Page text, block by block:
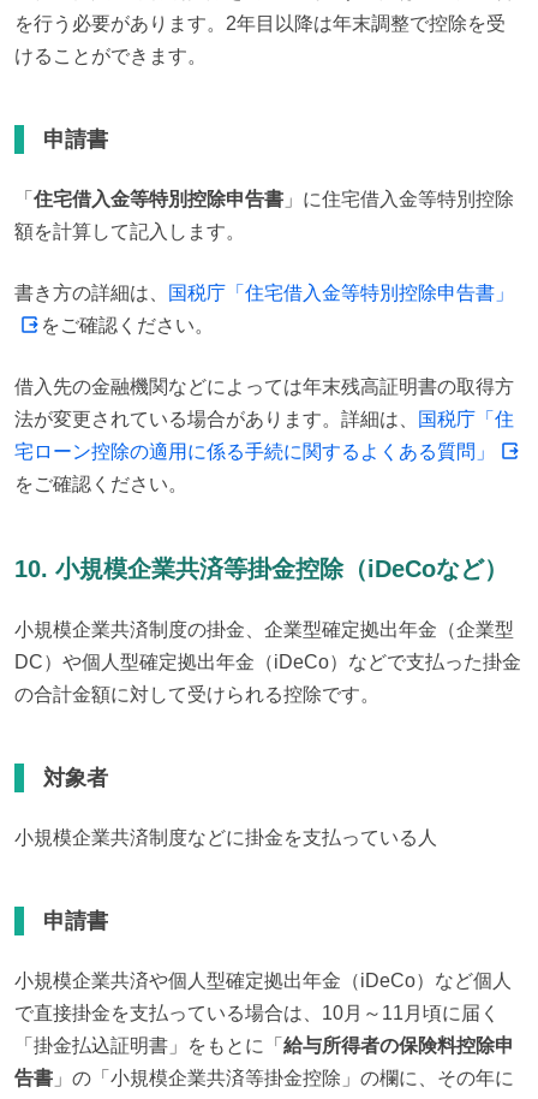
を行う必要があります。2年目以降は年末調整で控除を受
けることができます。
申請書
「 住宅借入金等特別控除申告書 」に住宅借入金等特別控除
額を計算して記入します。
書き方の詳細は、
国税庁「住宅借入金等特別控除申告書」
をご確認ください。
借入先の金融機関などによっては年末残高証明書の取得方
法が変更されている場合があります。詳細は、
国税庁「住
宅ローン控除の適用に係る手続に関するよくある質問」
をご確認ください。
10. 小規模企業共済等掛金控除（iDeCoなど）
小規模企業共済制度の掛金、企業型確定拠出年金（企業型
DC）や個人型確定拠出年金（iDeCo）などで支払った掛金
の合計金額に対して受けられる控除です。
対象者
小規模企業共済制度などに掛金を支払っている人
申請書
小規模企業共済や個人型確定拠出年金（iDeCo）など個人
で直接掛金を支払っている場合は、10月～11月頃に届く
「掛金払込証明書」をもとに「 給与所得者の保険料控除申
告書 」の「小規模企業共済等掛金控除」の欄に、その年に